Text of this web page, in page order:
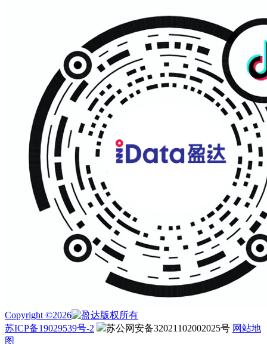
Copyright ©2026
版权所有
苏ICP备19029539号-2
苏公网安备32021102002025号 网站地
图